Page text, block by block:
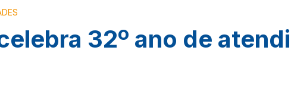
32º ano de